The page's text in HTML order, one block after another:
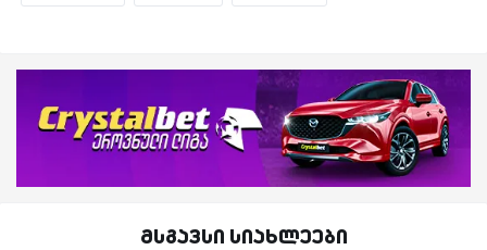
მსგავსი სიახლეები